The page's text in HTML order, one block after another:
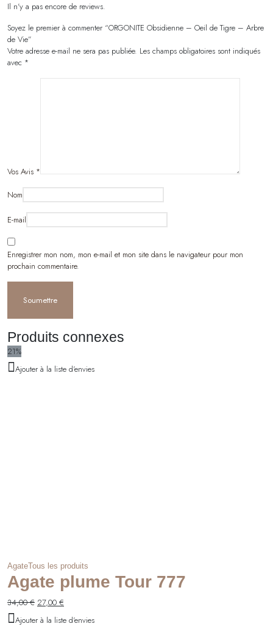
Il n'y a pas encore de reviews.
Soyez le premier à commenter “ORGONITE Obsidienne – Oeil de Tigre – Arbre
de Vie”
Votre adresse e-mail ne sera pas publiée. Les champs obligatoires sont indiqués
avec *
Vos Avis *
Nom
E-mail
Enregistrer mon nom, mon e-mail et mon site dans le navigateur pour mon
prochain commentaire.
Produits connexes
21%
Ajouter à la liste d'envies
AgateTous les produits
Agate plume Tour 777
34,00€ Le
initial
27,00 €
actuel
Ajouter à la liste d'envies